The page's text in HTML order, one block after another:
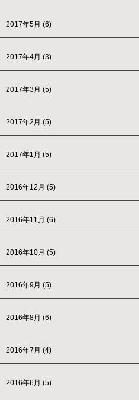
2017年5月 (6)
2017年4月 (3)
2017年3月 (5)
2017年2月 (5)
2017年1月 (5)
2016年12月 (5)
2016年11月 (6)
2016年10月 (5)
2016年9月 (5)
2016年8月 (6)
2016年7月 (4)
2016年6月 (5)